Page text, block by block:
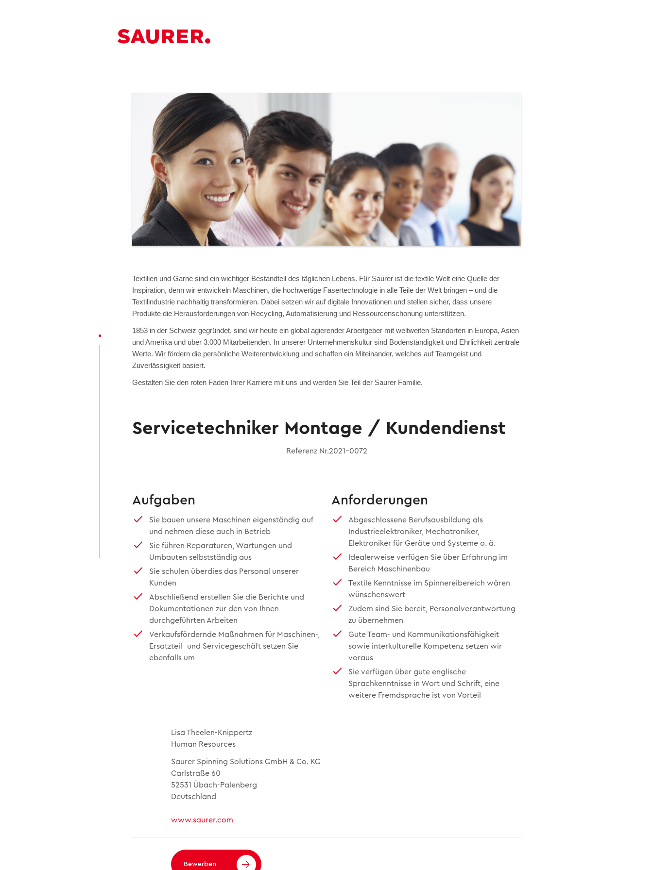
Textilien und Garne sind ein wichtiger Bestandteil des täglichen Lebens. Für Saurer ist die textile Welt eine Quelle der
Inspiration, denn wir entwickeln Maschinen, die hochwertige Fasertechnologie in alle Teile der Welt bringen – und die
Textilindustrie nachhaltig transformieren. Dabei setzen wir auf digitale Innovationen und stellen sicher, dass unsere
Produkte die Herausforderungen von Recycling, Automatisierung und Ressourcenschonung unterstützen.
1853 in der Schweiz gegründet, sind wir heute ein global agierender Arbeitgeber mit weltweiten Standorten in Europa, Asien
und Amerika und über 3.000 Mitarbeitenden. In unserer Unternehmenskultur sind Bodenständigkeit und Ehrlichkeit zentrale
Werte. Wir fördern die persönliche Weiterentwicklung und schaffen ein Miteinander, welches auf Teamgeist und
Zuverlässigkeit basiert.
Gestalten Sie den roten Faden Ihrer Karriere mit uns und werden Sie Teil der Saurer Familie.
Servicetechniker Montage / Kundendienst
Referenz Nr.2021-0072
Aufgaben
Sie bauen unsere Maschinen eigenständig auf
und nehmen diese auch in Betrieb
Sie führen Reparaturen, Wartungen und
Umbauten selbstständig aus
Sie schulen überdies das Personal unserer
Kunden
Abschließend erstellen Sie die Berichte und
Dokumentationen zur den von Ihnen
durchgeführten Arbeiten
Verkaufsfördernde Maßnahmen für Maschinen-,
Ersatzteil- und Servicegeschäft setzen Sie
ebenfalls um
Anforderungen
Abgeschlossene Berufsausbildung als
Industrieelektroniker, Mechatroniker,
Elektroniker für Geräte und Systeme o. ä.
Idealerweise verfügen Sie über Erfahrung im
Bereich Maschinenbau
Textile Kenntnisse im Spinnereibereich wären
wünschenswert
Zudem sind Sie bereit, Personalverantwortung
zu übernehmen
Gute Team- und Kommunikationsfähigkeit
sowie interkulturelle Kompetenz setzen wir
voraus
Sie verfügen über gute englische
Sprachkenntnisse in Wort und Schrift, eine
weitere Fremdsprache ist von Vorteil
Lisa Theelen-Knippertz
Human Resources
Saurer Spinning Solutions GmbH & Co. KG
Carlstraße 60
52531 Übach-Palenberg
Deutschland
www.saurer.com
Bewerben